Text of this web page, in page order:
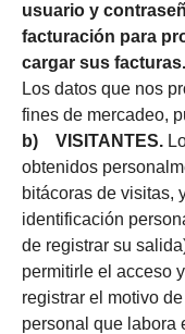
usuario y
facturación para
cargar sus facturas.
Los datos que nos
fines de mercadeo,
b) VISITANTES.
obtenidos
bitácoras de visitas,
identificación
de registrar su
permitirle el acceso
registrar el motivo
personal que labora